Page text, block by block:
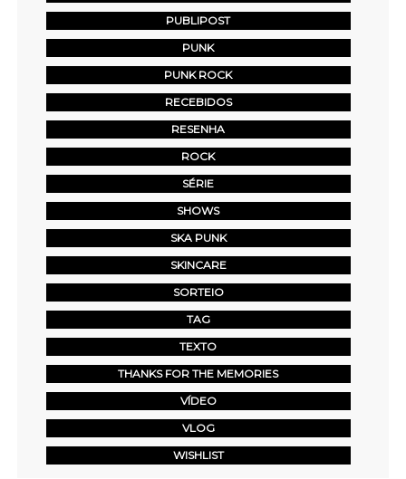
PUBLIPOST
PUNK
PUNK ROCK
RECEBIDOS
RESENHA
ROCK
SÉRIE
SHOWS
SKA PUNK
SKINCARE
SORTEIO
TAG
TEXTO
THANKS FOR THE MEMORIES
VÍDEO
VLOG
WISHLIST